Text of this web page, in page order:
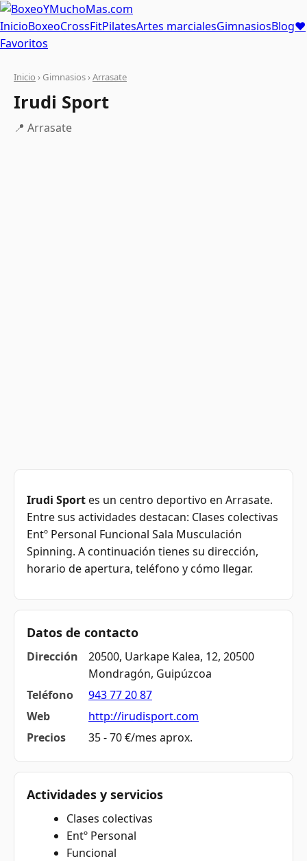
InicioBoxeoCrossFitPilatesArtes marcialesGimnasiosBlog❤
Favoritos
Inicio › Gimnasios ›Arrasate
Irudi Sport
📍 Arrasate
Irudi Sportes un centro deportivo en Arrasate.
Entre sus actividades destacan: Clases colectivas
Entº Personal Funcional Sala Musculación
Spinning. A continuación tienes su dirección,
horario de apertura, teléfono y cómo llegar.
Datos de contacto
Dirección
20500, Uarkape Kalea, 12, 20500
Mondragón, Guipúzcoa
Teléfono
943 77 20 87
Web
http://irudisport.com
Precios
35 - 70 €/mes aprox.
Actividades y servicios
Clases colectivas
Entº Personal
Funcional